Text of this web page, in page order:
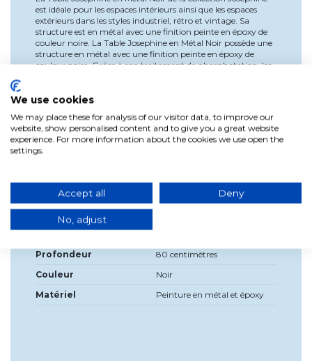
est idéale pour les espaces intérieurs ainsi que les espaces
extérieurs dans les styles industriel, rétro et vintage. Sa
structure est en métal avec une finition peinte en époxy de
couleur noire. La Table Josephine en Métal Noir possède une
structure en métal avec une finition peinte en époxy de
couleur noire. Grâce à son traitement de phosphatation, les
pour être combinée avec les chaises Josephine disponibles en
manger ou cuisine ce style industriel vintage si tendance.
Détails du produit
Largeur
Profondeur
80 centimètres
Couleur
Noir
Matériel
Peinture en métal et époxy
We use cookies
We may place these for analysis of our visitor data, to improve our
website, show personalised content and to give you a great website
experience. For more information about the cookies we use open the
settings.
Accept all Deny
No, adjust